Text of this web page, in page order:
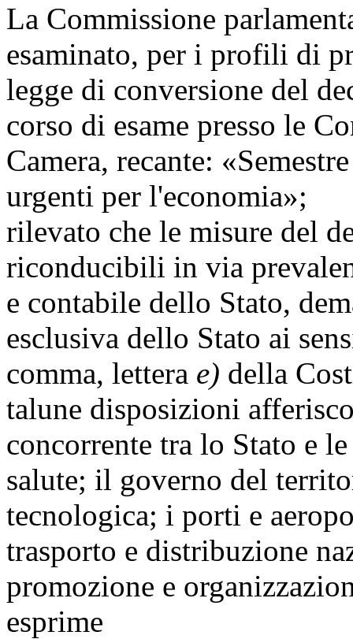
La Commissione
esaminato, per i profili di
legge di conversione del
corso di esame presso le
Camera, recante:
urgenti per l'economia»;
rilevato che le misure del
riconducibili in via
e contabile dello Stato,
esclusiva dello Stato ai
comma, lettera e) della
talune disposizioni
concorrente tra lo Stato e
salute; il governo del
tecnologica; i porti e
trasporto e distribuzione
promozione e
esprime